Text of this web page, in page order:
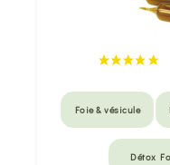
Foie & vésicule
Détox